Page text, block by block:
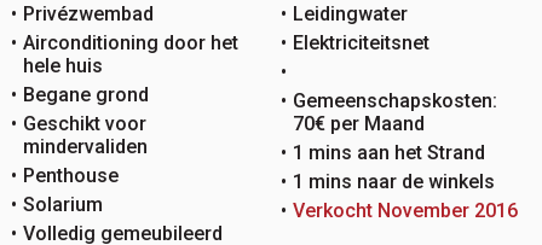
Privézwembad
Airconditioning door het
hele huis
Begane grond
Geschikt voor
mindervaliden
Penthouse
Solarium
Volledig gemeubileerd
Leidingwater
Elektriciteitsnet
Gemeenschapskosten:
70€ per Maand
1 mins aan het Strand
1 mins naar de winkels
Verkocht November 2016